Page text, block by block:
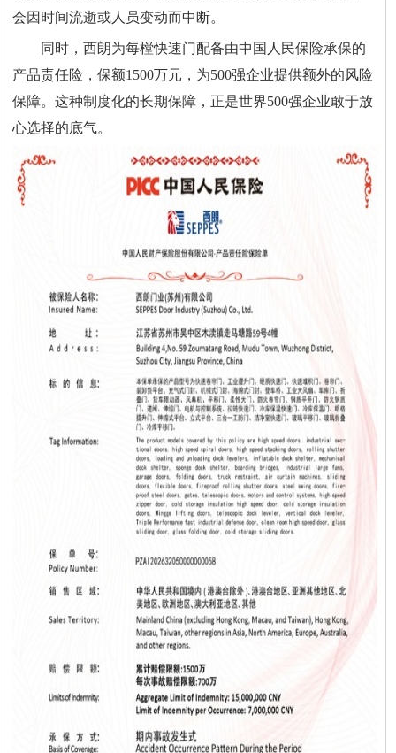
会因时间流逝或人员变动而中断。
同时，西朗为每樘快速门配备由中国人民保险承保的
产品责任险，保额1500万元，为500强企业提供额外的风险
保障。这种制度化的长期保障，正是世界500强企业敢于放
心选择的底气。